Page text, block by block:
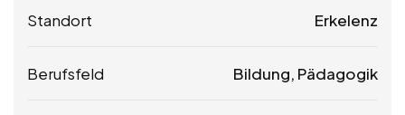
Standort Erkelenz
Berufsfeld Bildung, Pädagogik